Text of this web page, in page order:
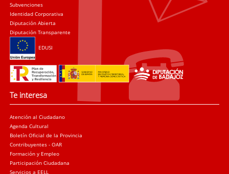
Subvenciones
Identidad Corporativa
Diputación Abierta
Diputación Transparente
EDUSI
Te interesa
Atención al Ciudadano
Agenda Cultural
Boletín Oficial de la Provincia
Contribuyentes - OAR
Formación y Empleo
Participación Ciudadana
Servicios a EELL